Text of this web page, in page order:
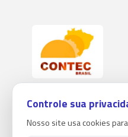
Controle sua
Nosso site usa cookies